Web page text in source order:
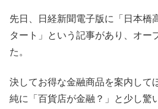
先日、日経新聞電子版に「日本橋
タート」という記事があり、オー
た。
決してお得な金融商品を案内して
純に「百貨店が金融？」と少し驚